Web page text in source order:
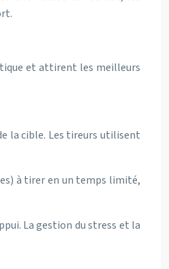
et attirent les meilleurs
la cible. Les tireurs utilisent
à tirer en un temps limité,
La gestion du stress et la